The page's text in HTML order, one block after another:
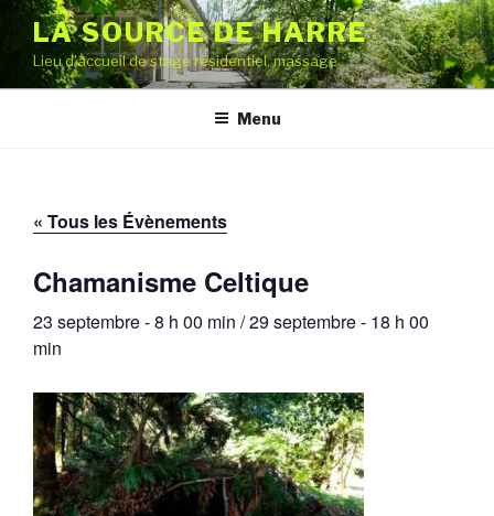
Aller
contenu
principal
LA SOURCE DE HARRE
Lieu d'accueil de stage résidentiel, massage
Menu
« Tous les Évènements
Chamanisme Celtique
23 septembre - 8 h 00 min /29 septembre - 18 h 00
min